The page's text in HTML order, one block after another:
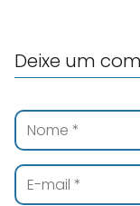
Deixe um